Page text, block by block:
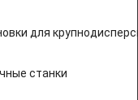
для
станки